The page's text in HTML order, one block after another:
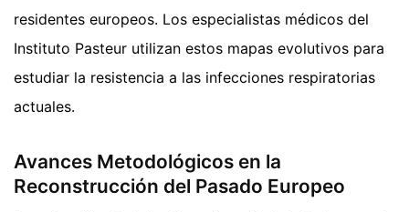
residentes europeos. Los especialistas médicos del
Instituto Pasteur utilizan estos mapas evolutivos para
estudiar la resistencia a las infecciones respiratorias
actuales.
Avances Metodológicos en la
Reconstrucción del Pasado Europeo